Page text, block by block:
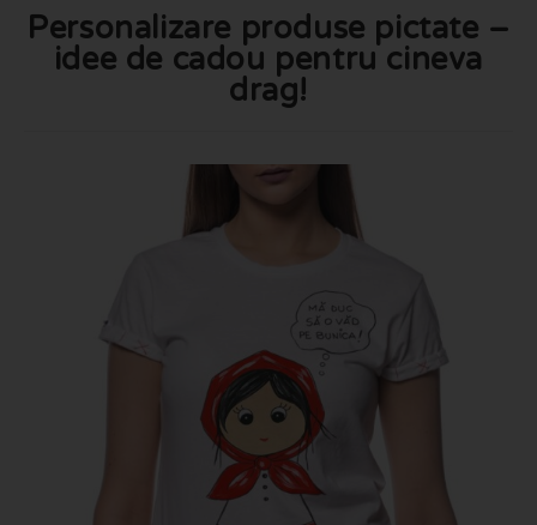
Personalizare produse pictate –
idee de cadou pentru cineva
drag!